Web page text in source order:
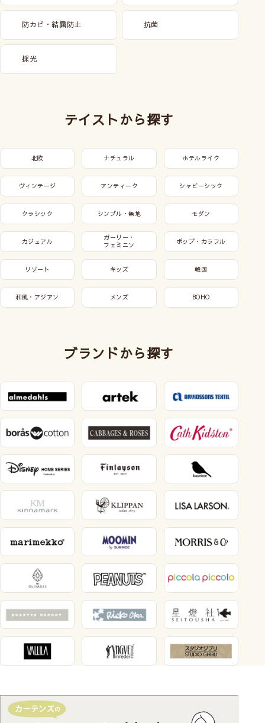
防カビ・結露防止 抗菌
採光
テイストから探す
北欧 ナチュラル ホテルライク
ヴィンテージ アンティーク シャビーシック
クラシック シンプル・無地 モダン
カジュアル
ガーリー・
フェミニン
ポップ・カラフル
リゾート キッズ 韓国
和風・アジアン メンズ BOHO
ブランドから探す